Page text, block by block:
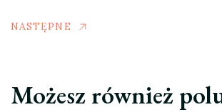
NASTĘPNE
Możesz również